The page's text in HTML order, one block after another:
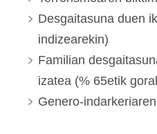
Desgaitasuna duen
indizearekin)
Familian
izatea (% 65etik
Genero-